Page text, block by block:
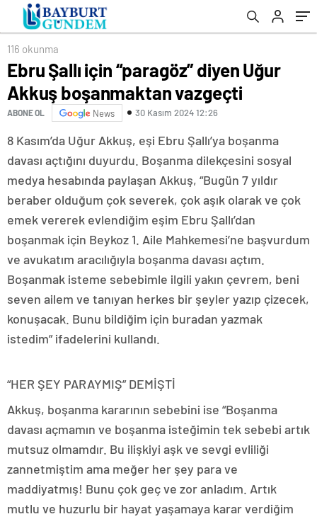
116 okunma
Ebru Şallı için “paragöz” diyen Uğur
Akkuş boşanmaktan vazgeçti
ABONE OL News 30 Kasım 2024 12:26
8 Kasım’da Uğur Akkuş, eşi Ebru Şallı’ya boşanma
davası açtığını duyurdu. Boşanma dilekçesini sosyal
medya hesabında paylaşan Akkuş, “Bugün 7 yıldır
beraber olduğum çok severek, çok aşık olarak ve çok
emek vererek evlendiğim eşim Ebru Şallı’dan
boşanmak için Beykoz 1. Aile Mahkemesi’ne başvurdum
ve avukatım aracılığıyla boşanma davası açtım.
Boşanmak isteme sebebimle ilgili yakın çevrem, beni
seven ailem ve tanıyan herkes bir şeyler yazıp çizecek,
konuşacak. Bunu bildiğim için buradan yazmak
istedim” ifadelerini kullandı.
“HER ŞEY PARAYMIŞ” DEMİŞTİ
Akkuş, boşanma kararının sebebini ise “Boşanma
davası açmamın ve boşanma isteğimin tek sebebi artık
mutsuz olmamdır. Bu ilişkiyi aşk ve sevgi evliliği
zannetmiştim ama meğer her şey para ve
maddiyatmış! Bunu çok geç ve zor anladım. Artık
mutlu ve huzurlu bir hayat yaşamaya karar verdiğim